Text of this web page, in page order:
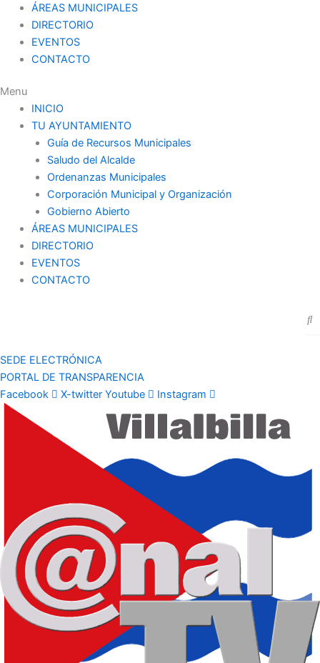
ÁREAS MUNICIPALES
DIRECTORIO
EVENTOS
CONTACTO
Menu
INICIO
TU AYUNTAMIENTO
Guía de Recursos Municipales
Saludo del Alcalde
Ordenanzas Municipales
Corporación Municipal y Organización
Gobierno Abierto
ÁREAS MUNICIPALES
DIRECTORIO
EVENTOS
CONTACTO
SEDE ELECTRÓNICA
PORTAL DE TRANSPARENCIA
Facebook
X-twitter Youtube Instagram